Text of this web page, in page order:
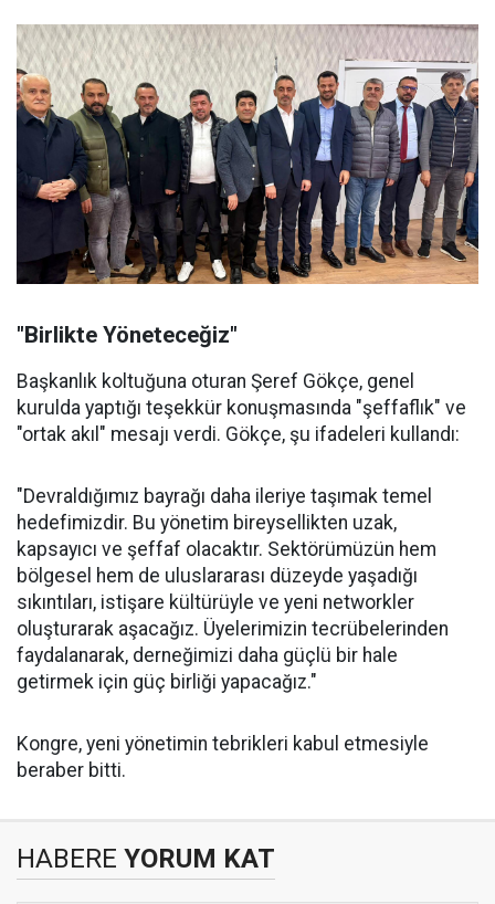
"Birlikte Yöneteceğiz"
Başkanlık koltuğuna oturan Şeref Gökçe, genel
kurulda yaptığı teşekkür konuşmasında "şeffaflık" ve
"ortak akıl" mesajı verdi. Gökçe, şu ifadeleri kullandı:
"Devraldığımız bayrağı daha ileriye taşımak temel
hedefimizdir. Bu yönetim bireysellikten uzak,
kapsayıcı ve şeffaf olacaktır. Sektörümüzün hem
bölgesel hem de uluslararası düzeyde yaşadığı
sıkıntıları, istişare kültürüyle ve yeni networkler
oluşturarak aşacağız. Üyelerimizin tecrübelerinden
faydalanarak, derneğimizi daha güçlü bir hale
getirmek için güç birliği yapacağız."
Kongre, yeni yönetimin tebrikleri kabul etmesiyle
beraber bitti.
HABERE YORUM KAT